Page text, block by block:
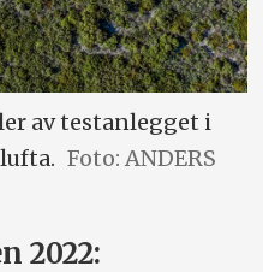
av testanlegget i
Foto: ANDERS
2022: